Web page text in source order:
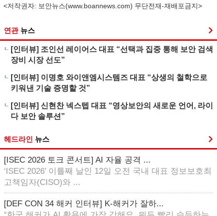
<저작권자: 보안뉴스(www.boannews.com) 무단전재-재배포금지>
연관 뉴스
[인터뷰] 조인선 레이어스 대표 “선택과 집중 통해 보안 검색
장비 시장 선도”
[인터뷰] 이명호 와이앤엠시스템즈 대표 “상생의 철학으로
키워낸 기술 증명할 것”
[인터뷰] 신현찬 넥스텝 대표 “영상보안의 새로운 언어, 라이
다 보안 솔루션”
헤드라인 뉴스
[ISEC 2026 토크 콘서트] AI 자율 공격 ...
‘ISEC 2026’ 이틀째 날인 12일 오전 국내 대표 정보보호최
고책임자(CISO)와 ...
[DEF CON 34 해커 인터뷰] K-해커가 잘하...